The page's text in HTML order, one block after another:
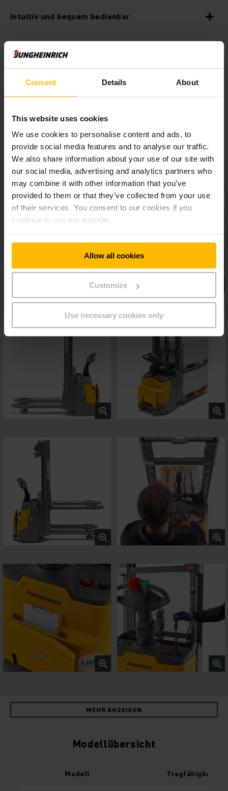
Consent Details About
This website uses cookies
We use cookies to personalise content and ads, to
provide social media features and to analyse our traffic.
We also share information about your use of our site with
our social media, advertising and analytics partners who
may combine it with other information that you’ve
provided to them or that they’ve collected from your use
of their services. You consent to our cookies if you
continue to use our website.
Allow all cookies
Customize
Use necessary cookies only
Intuitiv und bequem bedienbar
Optionale Sicherheitsfeatures
Universell und vielseitig einsetzbar
Diverse Ausstattungsoptionen
MEHR ANZEIGEN
Modellübersicht
Modell Tragfähigkeit